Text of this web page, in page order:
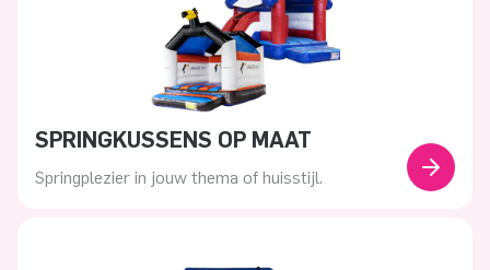
SPRINGKUSSENS OP MAAT
Springplezier in jouw thema of huisstijl.